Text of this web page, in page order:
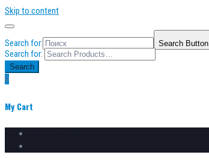
Skip to content
Search for: Search Button
Search for:
Search
0
My Cart